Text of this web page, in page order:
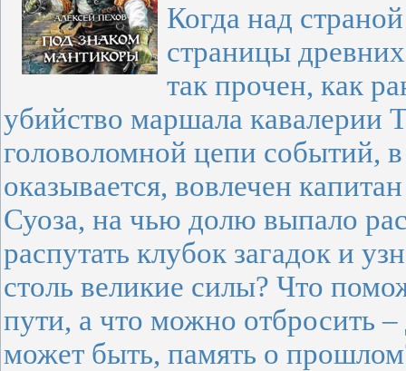
Когда над
страницы
так прочен, как
убийство маршала кавалерии
головоломной цепи событий,
оказывается, вовлечен
Суоза, на чью долю выпало
распутать клубок загадок и
столь великие силы? Что
пути, а что можно отбросить –
может быть, память о